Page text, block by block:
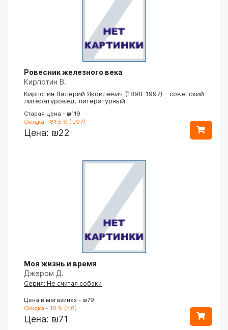
Ровесник железного века
Кирпотин В.
Кирпотин Валерий Яковлевич (1898-1997) - советский
литературовед, литературный…
Старая цена - ₪119
Скидка - 81.5 % (₪97)
Цена: ₪22
Моя жизнь и время
Джером Д.
Серия: Не считая собаки
Цена в магазинах - ₪79
Скидка - 10 % (₪8)
Цена: ₪71